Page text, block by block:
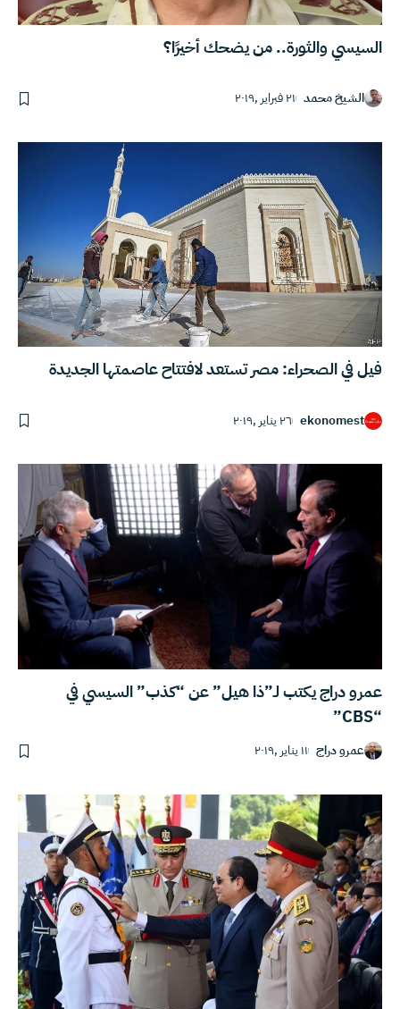
السيسي والثورة.. من يضحك أخيرًا؟
الشيخ محمد ٢١ فبراير ,٢٠١٩
فيل في الصحراء: مصر تستعد لافتتاح عاصمتها الجديدة
ekonomest ٢٦ يناير ,٢٠١٩
عمرو دراج يكتب لـ”ذا هيل” عن “كذب” السيسي في
“CBS”
عمرو دراج ١١ يناير ,٢٠١٩